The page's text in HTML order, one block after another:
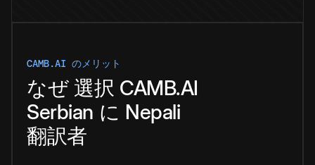
CAMB.AI のメリット
なぜ 選択 CAMB.AI
Serbian に Nepali
翻訳者